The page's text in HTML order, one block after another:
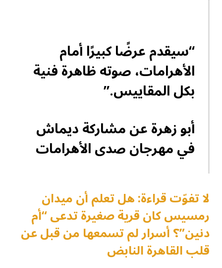
“سيقدم عرضًا كبيرًا أمام
الأهرامات، صوته ظاهرة فنية
بكل المقاييس.”
أبو زهرة عن مشاركة ديماش
في مهرجان صدى الأهرامات
لا تفوّت قراءة: هل تعلم أن ميدان
رمسيس كان قرية صغيرة تدعى “أم
دنين”؟ أسرار لم تسمعها من قبل عن
قلب القاهرة النابض